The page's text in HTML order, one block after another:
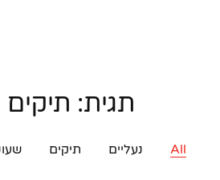
תגית:
All נעליים תיקים